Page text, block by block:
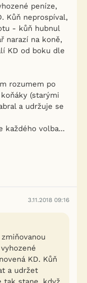
peníze,
Kůň neprospíval,
- kůň hubnul
narazí na koně,
KD od boku dle
rozumem po
(starými
a udržuje se
každého volba...
3.11.2018 09:16
KD. Kůň
a udržet